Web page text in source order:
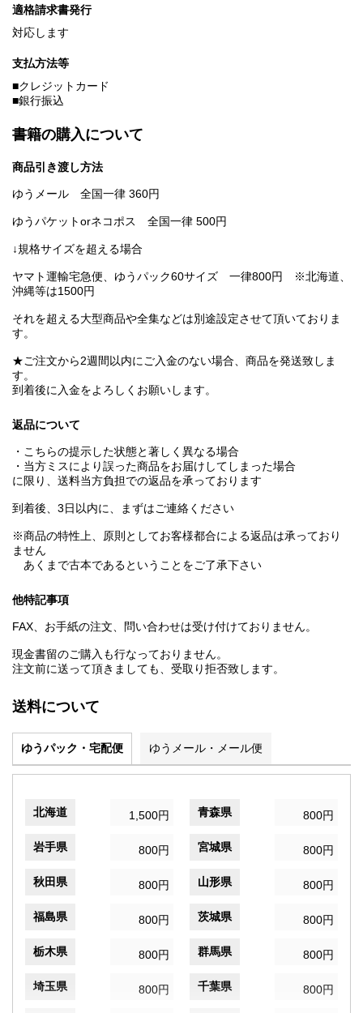
適格請求書発行
対応します
支払方法等
■クレジットカード
■銀行振込
書籍の購入について
商品引き渡し方法
ゆうメール 全国一律 360円
ゆうパケットorネコポス 全国一律 500円
↓規格サイズを超える場合
ヤマト運輸宅急便、ゆうパック60サイズ 一律800円 ※北海道、
沖縄等は1500円
それを超える大型商品や全集などは別途設定させて頂いておりま
す。
★ご注文から2週間以内にご入金のない場合、商品を発送致しま
す。
到着後に入金をよろしくお願いします。
返品について
・こちらの提示した状態と著しく異なる場合
・当方ミスにより誤った商品をお届けしてしまった場合
に限り、送料当方負担での返品を承っております
到着後、3日以内に、まずはご連絡ください
※商品の特性上、原則としてお客様都合による返品は承っており
ません
あくまで古本であるということをご了承下さい
他特記事項
FAX、お手紙の注文、問い合わせは受け付けておりません。
現金書留のご購入も行なっておりません。
注文前に送って頂きましても、受取り拒否致します。
送料について
ゆうパック・宅配便 ゆうメール・メール便
北海道 1,500円 青森県 800円
岩手県 800円 宮城県 800円
秋田県 800円 山形県 800円
福島県 800円 茨城県 800円
栃木県 800円 群馬県 800円
埼玉県 800円 千葉県 800円